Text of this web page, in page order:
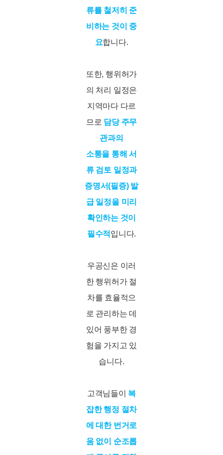
류를 철저히 준
비하는 것이 중
요합니다.
또한, 행위허가
의 처리 일정은
지역마다 다르
므로 담당 주무
관과의
소통을 통해 서
류 검토 일정과
증명서(필증) 발
급 일정을 미리
확인하는 것이
필수적 입니다.
우공신은 이러
한 행위허가 절
차를 효율적으
로 관리하는 데
있어 풍부한 경
험을 가지고 있
습니다.
고객님들이 복
잡한 행정 절차
에 대한 번거로
움 없이 순조롭